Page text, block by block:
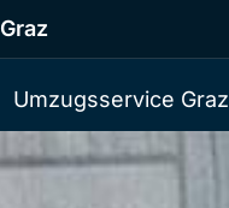
Umzugsservice Graz